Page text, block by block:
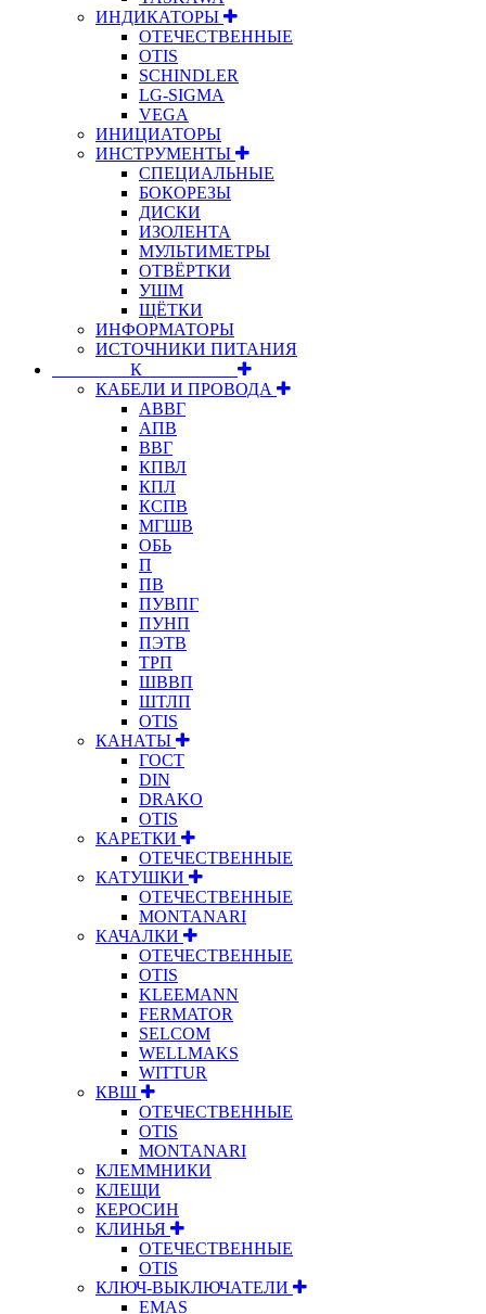
ИНДИКАТОРЫ
ОТЕЧЕСТВЕННЫЕ
OTIS
SCHINDLER
LG-SIGMA
VEGA
ИНИЦИАТОРЫ
ИНСТРУМЕНТЫ
СПЕЦИАЛЬНЫЕ
БОКОРЕЗЫ
ДИСКИ
ИЗОЛЕНТА
МУЛЬТИМЕТРЫ
ОТВЁРТКИ
УШМ
ЩЁТКИ
ИНФОРМАТОРЫ
ИСТОЧНИКИ ПИТАНИЯ
⠀⠀⠀⠀⠀⠀К⠀⠀⠀⠀⠀⠀⠀
КАБЕЛИ И ПРОВОДА
АВВГ
АПВ
ВВГ
КПВЛ
КПЛ
КСПВ
МГШВ
ОБЬ
П
ПВ
ПУВПГ
ПУНП
ПЭТВ
ТРП
ШВВП
ШТЛП
OTIS
КАНАТЫ
ГОСТ
DIN
DRAKO
OTIS
КАРЕТКИ
ОТЕЧЕСТВЕННЫЕ
КАТУШКИ
ОТЕЧЕСТВЕННЫЕ
MONTANARI
КАЧАЛКИ
ОТЕЧЕСТВЕННЫЕ
OTIS
KLEEMANN
FERMATOR
SELCOM
WELLMAKS
WITTUR
КВШ
ОТЕЧЕСТВЕННЫЕ
OTIS
MONTANARI
КЛЕММНИКИ
КЛЕЩИ
КЕРОСИН
КЛИНЬЯ
ОТЕЧЕСТВЕННЫЕ
OTIS
КЛЮЧ-ВЫКЛЮЧАТЕЛИ
EMAS